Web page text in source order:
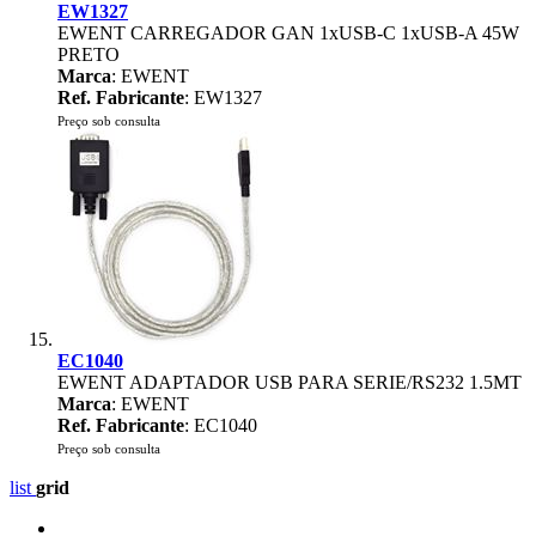
EW1327
EWENT CARREGADOR GAN 1xUSB-C 1xUSB-A 45W
PRETO
Marca: EWENT
Ref. Fabricante: EW1327
Preço sob consulta
EC1040
EWENT ADAPTADOR USB PARA SERIE/RS232 1.5MT
Marca: EWENT
Ref. Fabricante: EC1040
Preço sob consulta
list grid